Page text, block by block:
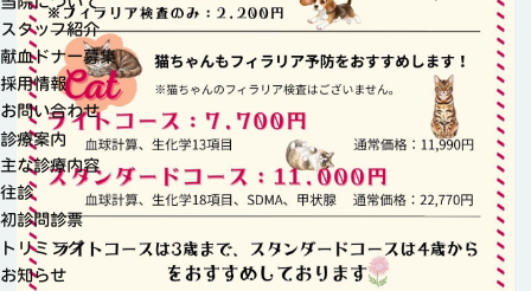
スタッフ紹介
献血ドナー募集
採用情報
お問い合わせ
診療案内
主な診療内容
往診
初診問診票
トリミング
お知らせ